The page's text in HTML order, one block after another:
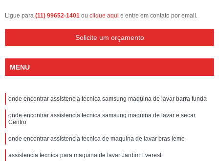
Ligue para (11) 99652-1401 ou clique aqui e entre em contato por email.
Solicite um orçamento
MENU
onde encontrar assistencia tecnica samsung maquina de lavar barra funda
onde encontrar assistencia tecnica samsung maquina de lavar e secar
Centro
onde encontrar assistencia tecnica de maquina de lavar bras leme
assistencia tecnica para maquina de lavar Jardim Everest